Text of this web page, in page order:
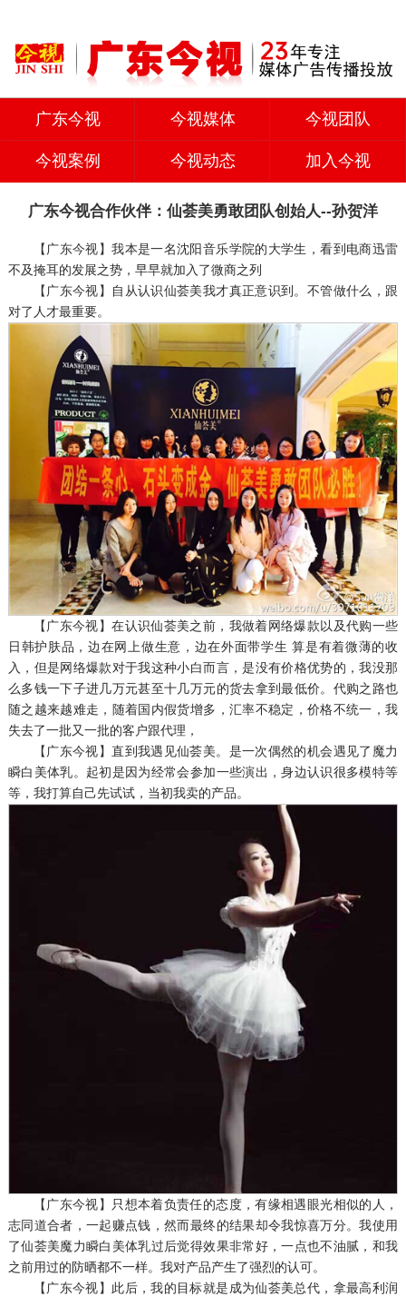
广东今视 今视媒体 今视团队
今视案例 今视动态 加入今视
广东今视合作伙伴：仙荟美勇敢团队创始人--孙贺洋
【广东今视】我本是一名沈阳音乐学院的大学生，看到电商迅雷
不及掩耳的发展之势，早早就加入了微商之列
【广东今视】
自从认识仙荟美我才真正意识到。不管做什么，跟
对了人才最重要。
【广东今视】在认识仙荟美之前，我做着网络爆款以及代购一些
日韩护肤品，边在网上做生意，边在外面带学生 算是有着微薄的收
入，但是网络爆款对于我这种小白而言，是没有价格优势的，我没那
么多钱一下子进几万元甚至十几万元的货去拿到最低价。代购之路也
随之越来越难走，随着国内假货增多，汇率不稳定，价格不统一，我
失去了一批又一批的客户跟代理，
【广东今视】直到我遇见仙荟美。是一次偶然的机会遇见了魔力
瞬白美体乳。起初是因为经常会参加一些演出，身边认识很多模特等
等，我打算自己先试试，当初我卖的产品。
【广东今视】
只想本着负责任的态度，有缘相遇眼光相似的人，
志同道合者，一起赚点钱，然而最终的结果却令我惊喜万分。我使用
了仙荟美魔力瞬白美体乳过后觉得效果非常好，一点也不油腻，和我
之前用过的防晒都不一样。我对产品产生了强烈的认可。
【广东今视】 此后，我的目标就是成为仙荟美总代，拿最高利润